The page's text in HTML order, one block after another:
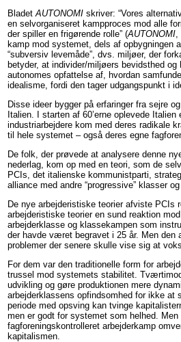
Bladet AUTONOMI skriver: “Vores
en selvorganiseret kampproces mod alle
der spiller en frigørende rolle” (AUTONOMI
kamp mod systemet, dels af opbygningen
“subversiv levemåde”, dvs. miljøer, der
betyder, at individer/miljøers bevidsthed
autonomes opfattelse af, hvordan
idealisme, fordi den tager udgangspunkt i
Disse ideer bygger på erfaringer fra sejre
Italien. I starten af 60’erne oplevede
industriarbejdere kom med deres radikale
til hele systemet – også deres egne
De folk, der prøvede at analysere denne
nederlag, kom op med en teori, som de
PCIs, det italienske kommunistparti,
alliance med andre “progressive” klasser
De nye arbejderistiske teorier afviste PCIs
arbejderistiske teorier en sund reaktion
arbejderklasse og klassekampen som
der havde været begravet i 25 år. Men den
problemer der senere skulle vise sig at
For dem var den traditionelle form for
trussel mod systemets stabilitet.
udvikling og gøre produktionen mere
arbejderklassens opfindsomhed for ikke at
periode med opsving kan tvinge
men er godt for systemet som helhed.
fagforeningskontrolleret arbejderkamp
kapitalismen.